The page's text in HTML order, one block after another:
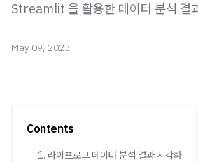
Streamlit 을 활용한 데이터 분석 결
May 09, 2023
Contents
1. 라이프로그 데이터 분석 결과 시각화